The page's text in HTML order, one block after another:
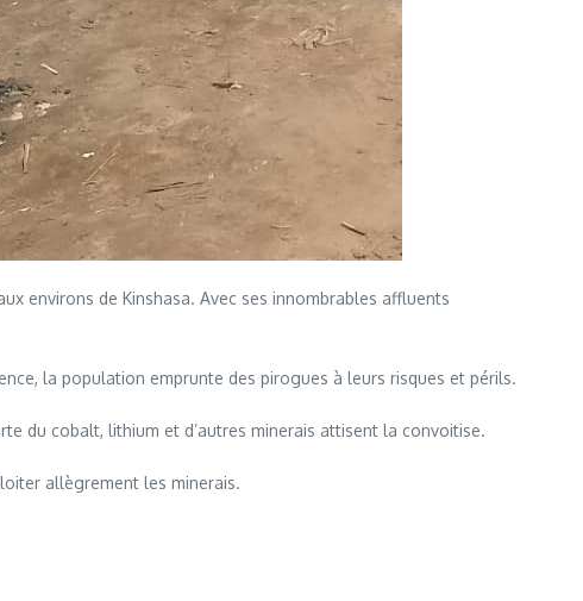
environs de Kinshasa. Avec ses innombrables affluents
la population emprunte des pirogues à leurs risques et périls.
du cobalt, lithium et d’autres minerais attisent la convoitise.
allègrement les minerais.